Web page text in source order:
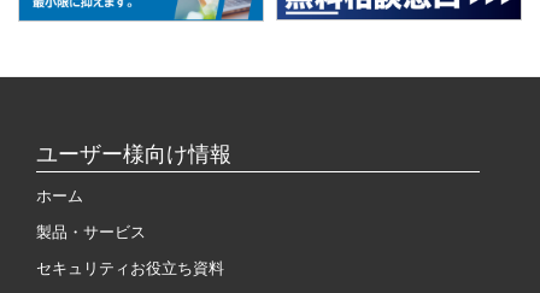
ユーザー様向け情報
ホーム
製品・サービス
セキュリティお役立ち資料